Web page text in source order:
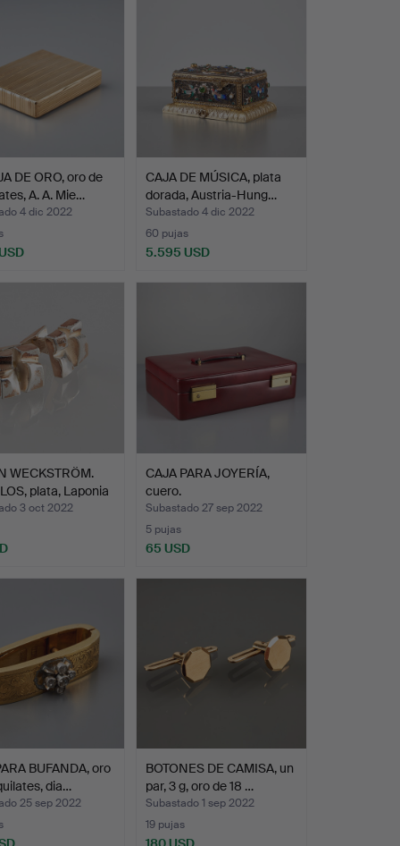
DE ORO, oro de
A. A. Mie…
4 dic 2022
CAJA DE MÚSICA, plata
dorada, Austria-Hung…
Subastado 4 dic 2022
60 pujas
5.595 USD
WECKSTRÖM.
plata, Laponia
3 oct 2022
CAJA PARA JOYERÍA,
cuero.
Subastado 27 sep 2022
5 pujas
65 USD
BUFANDA, oro
dia…
25 sep 2022
BOTONES DE CAMISA, un
par, 3 g, oro de 18 …
Subastado 1 sep 2022
19 pujas